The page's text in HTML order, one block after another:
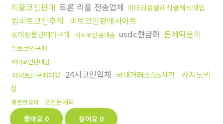
리플코인판매 트론 리플 전송업체 이더리움클레식클레식매입
업비트코인추적 비트코인판매사이트
롯데상품권테더구매 비트코인 손대손 usdc현금화 돈세탁문의
알트코인구매
테더코인판매함
테더트론구매대행 24시코인업체 국내거래소fds시간
카지노믹
싱
핑돈현금화 코인돈세탁
좋아요 0 싫어요 0